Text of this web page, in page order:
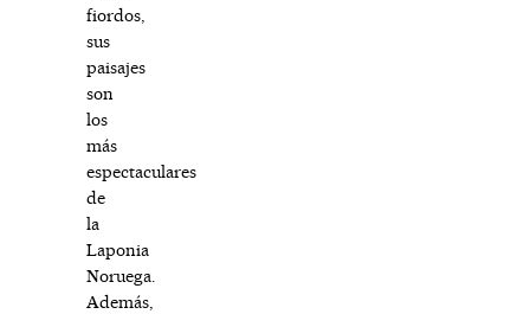
fiordos,
sus
paisajes
son
los
más
espectaculares
de
la
Laponia
Noruega.
Además,